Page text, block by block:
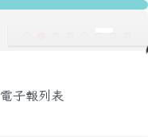
電子報列表